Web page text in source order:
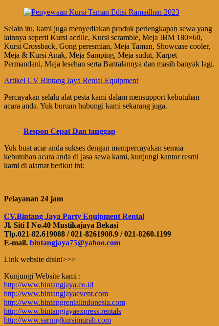
Selain itu, kami juga menyediakan produk perlengkapan sewa yang
lainnya seperti Kursi acrilic, Kursi scramble, Meja IBM 180×60,
Kursi Crossback, Gong peresmian, Meja Taman, Showcase cooler,
Meja & Kursi Anak, Meja Samping, Meja sudut, Karpet
Permandani, Meja lesehan serta Bantalannya dan masih banyak lagi.
Artikel CV Bintang Jaya Rental Equipment
Percayakan selalu alat pesta kami dalam mensupport kebutuhan
acara anda. Yuk buruan hubungi kami sekarang juga.
Respon Cepat Dan tanggap
Yuk buat acar anda sukses dengan mempercayakan semua
kebutuhan acara anda di jasa sewa kami, kunjungi kantor resmi
kami di alamat berikut ini:
Pelayanan 24 jam
CV.Bintang Jaya Party Equipment Rental
Jl. Siti I No.40 Mustikajaya Bekasi
Tlp.021-82.619088 / 021-8261908.9 / 021-8260.1199
E-mail. bintangjaya75@yahoo.com
Link website disini>>>
Kunjungi Website kami :
http://www.bintangjaya.co.id
http://www.bintangjayaevent.com
http://www.bintangrentalindonesia.com
http://www.bintangjayaexpress.rentals
http://www.sarungkursimurah.com